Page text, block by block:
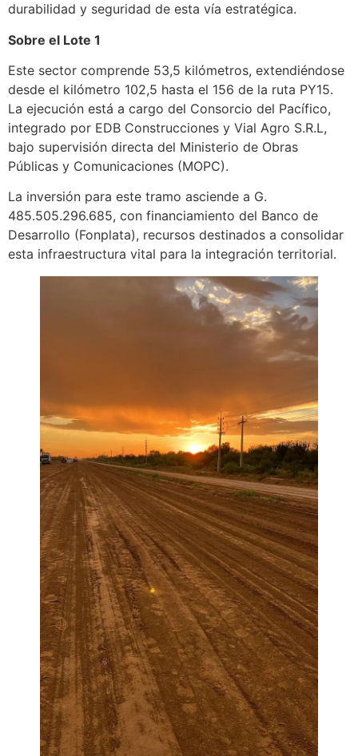
durabilidad y seguridad de esta vía estratégica.
Sobre el Lote 1
Este sector comprende 53,5 kilómetros, extendiéndose
desde el kilómetro 102,5 hasta el 156 de la ruta PY15.
La ejecución está a cargo del Consorcio del Pacífico,
integrado por EDB Construcciones y Vial Agro S.R.L,
bajo supervisión directa del Ministerio de Obras
Públicas y Comunicaciones (MOPC).
La inversión para este tramo asciende a G.
485.505.296.685, con financiamiento del Banco de
Desarrollo (Fonplata), recursos destinados a consolidar
esta infraestructura vital para la integración territorial.